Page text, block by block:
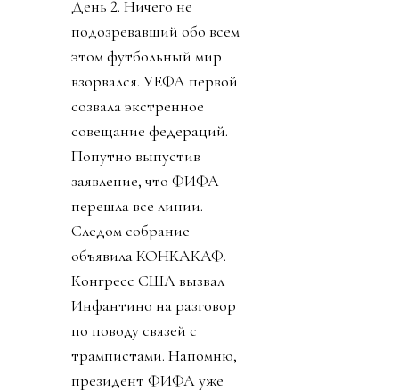
День 2. Ничего не
подозревавший обо всем
этом футбольный мир
взорвался. УЕФА первой
созвала экстренное
совещание федераций.
Попутно выпустив
заявление, что ФИФА
перешла все линии.
Следом собрание
объявила КОНКАКАФ.
Конгресс США вызвал
Инфантино на разговор
по поводу связей с
трампистами. Напомню,
президент ФИФА уже